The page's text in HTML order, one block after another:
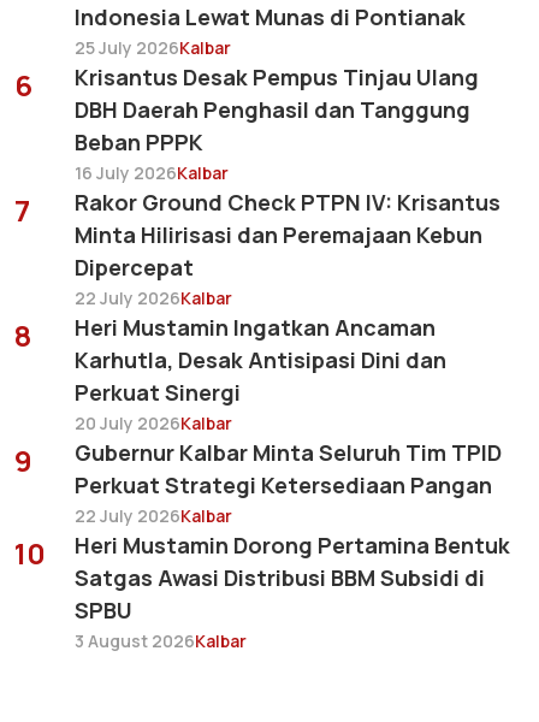
Indonesia Lewat Munas di Pontianak
25 July 2026Kalbar
6
Krisantus Desak Pempus Tinjau Ulang
DBH Daerah Penghasil dan Tanggung
Beban PPPK
16 July 2026Kalbar
7
Rakor Ground Check PTPN IV: Krisantus
Minta Hilirisasi dan Peremajaan Kebun
Dipercepat
22 July 2026Kalbar
8
Heri Mustamin Ingatkan Ancaman
Karhutla, Desak Antisipasi Dini dan
Perkuat Sinergi
20 July 2026Kalbar
9
Gubernur Kalbar Minta Seluruh Tim TPID
Perkuat Strategi Ketersediaan Pangan
22 July 2026Kalbar
10
Heri Mustamin Dorong Pertamina Bentuk
Satgas Awasi Distribusi BBM Subsidi di
SPBU
3 August 2026Kalbar